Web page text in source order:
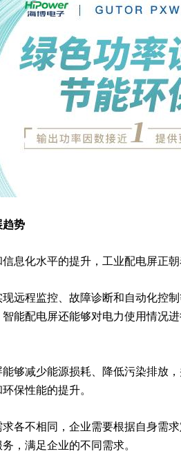
趋势
息化水平的提升，工业配电屏正
远程监控、故障诊断和自动化控
能配电屏还能够对电力使用情况
够减少能源损耗、降低污染排放
保性能的提升。
各不相同，企业需要根据自身需
，满足企业的不同需求。